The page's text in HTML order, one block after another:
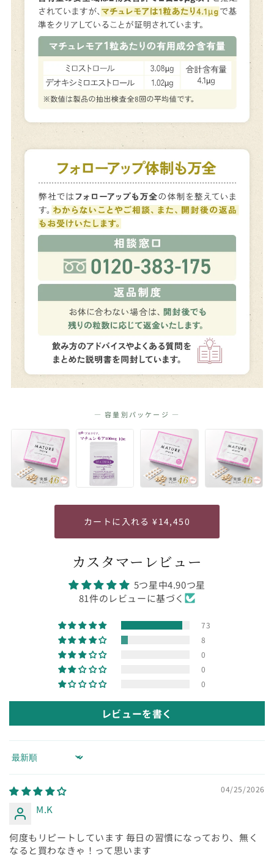
― 容量別パッケージ ―
カートに入れる ¥14,450
カスタマーレビュー
5つ星中4.90つ星
81件のレビューに基づく
73
8
0
0
0
レビューを書く
Sort by
04/25/2026
M.K
何度もリピートしています 毎日の習慣になっており、無く
なると買わなきゃ！って思います